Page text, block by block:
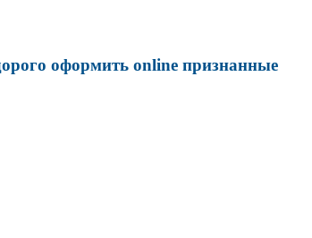
оформить online признанные